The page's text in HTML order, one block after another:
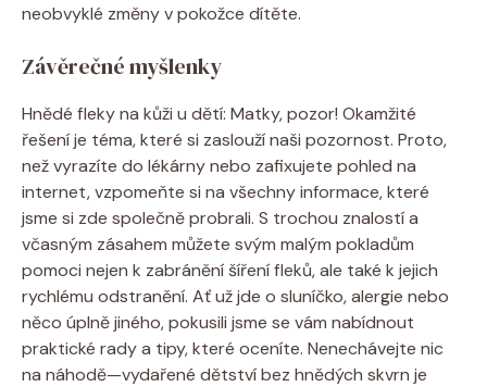
neobvyklé změny v pokožce dítěte.
Závěrečné myšlenky
Hnědé fleky na kůži u dětí: Matky, pozor! Okamžité
řešení je téma, které si zaslouží naši pozornost. Proto,
než vyrazíte do lékárny nebo zafixujete pohled na
internet, vzpomeňte si na všechny informace, které
jsme si zde společně probrali. S trochou znalostí a
včasným zásahem můžete svým malým pokladům
pomoci nejen k zabránění šíření fleků, ale také k jejich
rychlému odstranění. Ať už jde o sluníčko, alergie nebo
něco úplně jiného, pokusili jsme se vám nabídnout
praktické rady a tipy, které oceníte. Nenechávejte nic
na náhodě—vydařené dětství bez hnědých skvrn je